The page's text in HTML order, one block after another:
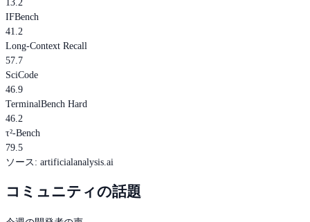
13.2
IFBench
41.2
Long-Context Recall
57.7
SciCode
46.9
TerminalBench Hard
46.2
τ²-Bench
79.5
ソース : artificialanalysis.ai
コミュニティの話題